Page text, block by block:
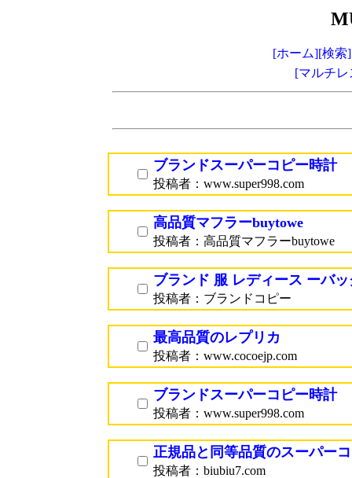
[ホーム][検索]
[マルチ
ブランドスーパーコピー時計
投稿者：www.super998.com
高品質マフラーbuytowe
投稿者：高品質マフラーbuytowe
ブランド 服 レディース ーバッ
投稿者：ブランドコピー
最高品質のレプリカ
投稿者：www.cocoejp.com
ブランドスーパーコピー時計
投稿者：www.super998.com
正規品と同等品質のスーパー
投稿者：biubiu7.com